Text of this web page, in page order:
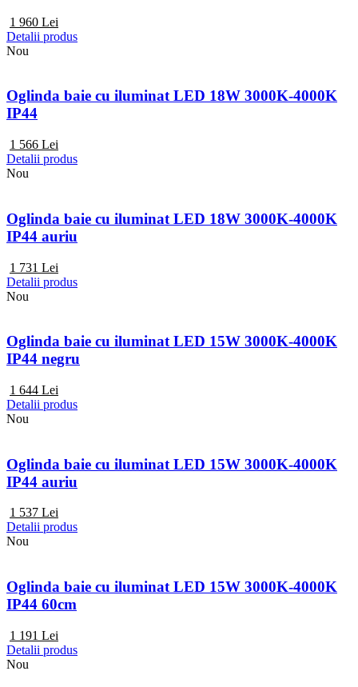
1 960 Lei
Detalii produs
Nou
Oglinda baie cu iluminat LED 18W 3000K-4000K
IP44
1 566 Lei
Detalii produs
Nou
Oglinda baie cu iluminat LED 18W 3000K-4000K
IP44 auriu
1 731 Lei
Detalii produs
Nou
Oglinda baie cu iluminat LED 15W 3000K-4000K
IP44 negru
1 644 Lei
Detalii produs
Nou
Oglinda baie cu iluminat LED 15W 3000K-4000K
IP44 auriu
1 537 Lei
Detalii produs
Nou
Oglinda baie cu iluminat LED 15W 3000K-4000K
IP44 60cm
1 191 Lei
Detalii produs
Nou